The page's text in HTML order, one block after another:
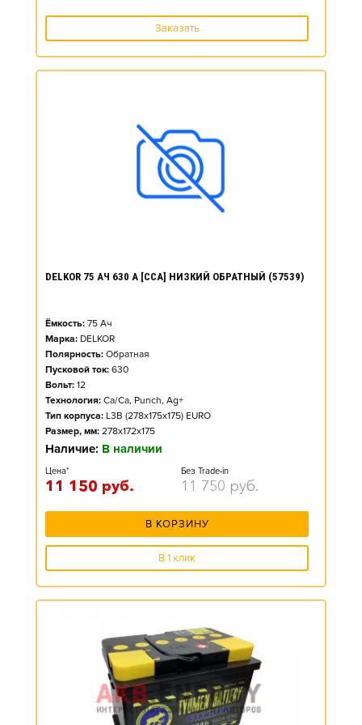
Заказать
DELKOR 75 АЧ 630 А [CCA] НИЗКИЙ ОБРАТНЫЙ (57539)
Ёмкость: 75 Ач
Марка: DELKOR
Полярность: Обратная
Пусковой ток: 630
Вольт: 12
Технология: Ca/Ca, Punch, Ag+
Тип корпуса: L3B (278x175x175) EURO
Размер, мм: 278x172x175
Наличие: В наличии
Цена*
11 150 руб.
Без Trade-in
11 750 руб.
В КОРЗИНУ
В 1 клик